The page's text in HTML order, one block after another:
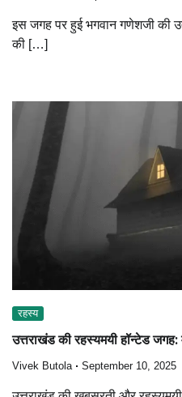
इस जगह पर हुई भगवान गणेशजी की
की […]
रहस्य
उत्तराखंड की रहस्यमयी हॉन्टेड जगह:
Vivek Butola September 10, 2025